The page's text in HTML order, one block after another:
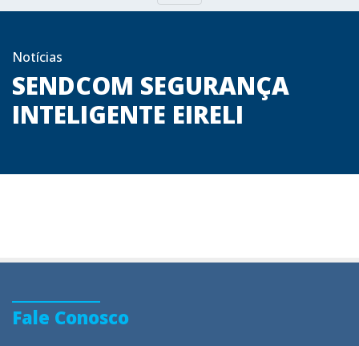
Notícias
SENDCOM SEGURANÇA
INTELIGENTE EIRELI
Fale Conosco